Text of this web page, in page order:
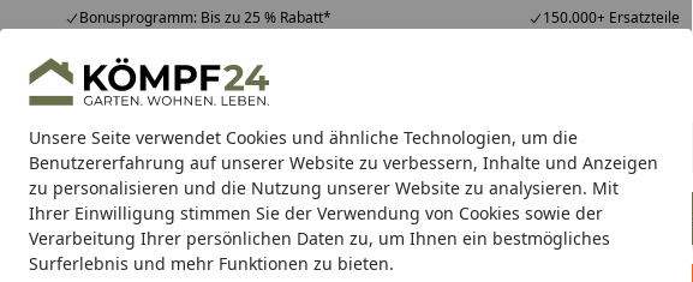
Unsere Seite verwendet Cookies und ähnliche Technologien, um die
Benutzererfahrung auf unserer Website zu verbessern, Inhalte und Anzeigen
zu personalisieren und die Nutzung unserer Website zu analysieren. Mit
Ihrer Einwilligung stimmen Sie der Verwendung von Cookies sowie der
Verarbeitung Ihrer persönlichen Daten zu, um Ihnen ein bestmögliches
Surferlebnis und mehr Funktionen zu bieten.
Bonusprogramm: Bis zu 25 % Rabatt* 150.000+ Ersatzteile
Hotline07051 / 9 22 22
Mo-Fr. 8-16 Uhr 25.948 Bewertungen
Alle Produkte
Alle ProdukteHighlights Tipps & Tricks Suche
Garten Gartenhaus Gerätehaus Carport & Garage